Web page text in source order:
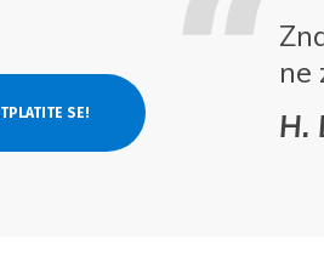
ne
H.